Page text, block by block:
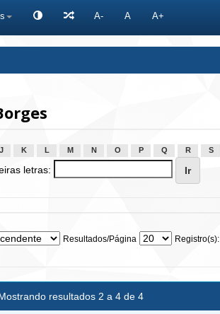
A- A A+
J K L M N O P Q R S
letras:
Resultados/Página Registro(s):
resultados 2 a 4 de 4